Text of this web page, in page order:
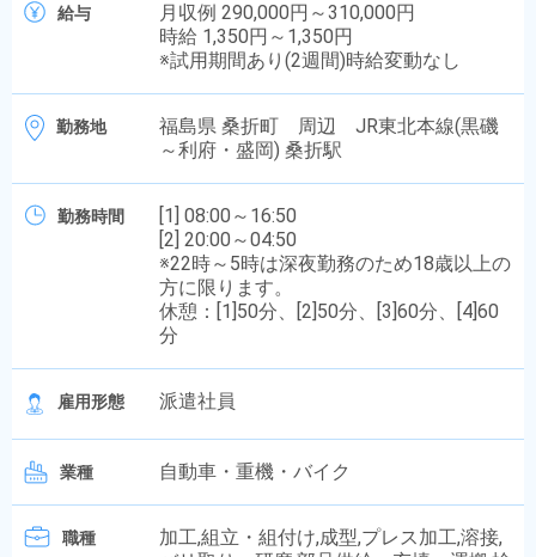
給与
月収例 290,000円～310,000円
時給 1,350円～1,350円
※試用期間あり(2週間)時給変動なし
勤務地
福島県 桑折町 周辺 JR東北本線(黒磯
～利府・盛岡) 桑折駅
勤務時間
[1] 08:00～16:50
[2] 20:00～04:50
※22時～5時は深夜勤務のため18歳以上の
方に限ります。
休憩：[1]50分、[2]50分、[3]60分、[4]60
分
雇用形態 派遣社員
業種 自動車・重機・バイク
職種
加工,組立・組付け,成型,プレス加工,溶接,